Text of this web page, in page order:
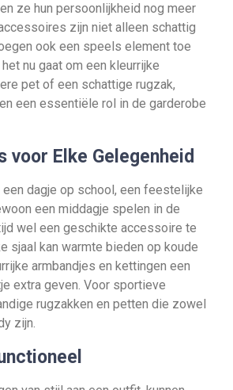
ze hun persoonlijkheid nog meer
zijn niet alleen schattig
ook een speels element toe
nu gaat om een kleurrijke
pet of een schattige rugzak,
een essentiële rol in de garderobe
voor Elke Gelegenheid
een dagje op school, een feestelijke
een middagje spelen in de
wel een geschikte accessoire te
sjaal kan warmte bieden op koude
armbandjes en kettingen een
extra geven. Voor sportieve
rugzakken en petten die zowel
zijn.